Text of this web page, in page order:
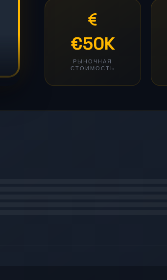
€50K
РЫНОЧНАЯ
СТОИМОСТЬ